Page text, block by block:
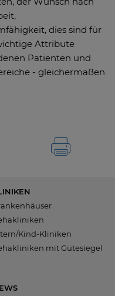
dies sind für
Attribute
Patienten und
- gleichermaßen
Kind-Kliniken
mit Gütesiegel